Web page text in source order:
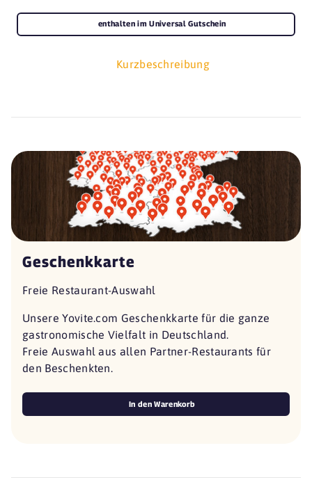
Kurzbeschreibung
enthalten im Universal Gutschein
Geschenkkarte
Freie Restaurant-Auswahl
Unsere Yovite.com Geschenkkarte für die ganze
gastronomische Vielfalt in Deutschland.
Freie Auswahl aus allen Partner-Restaurants für
den Beschenkten.
In den Warenkorb